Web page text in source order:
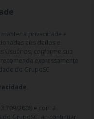
HOSP. E ONCOL. LTDA |
R: Olimpíadas, nº
SP | Cep: 04551-000 |
a privacidade e
aos dados e
Usuários, conforme sua
expressamente
do GrupoSC
2008 e com a
GrupoSC, ao continuar